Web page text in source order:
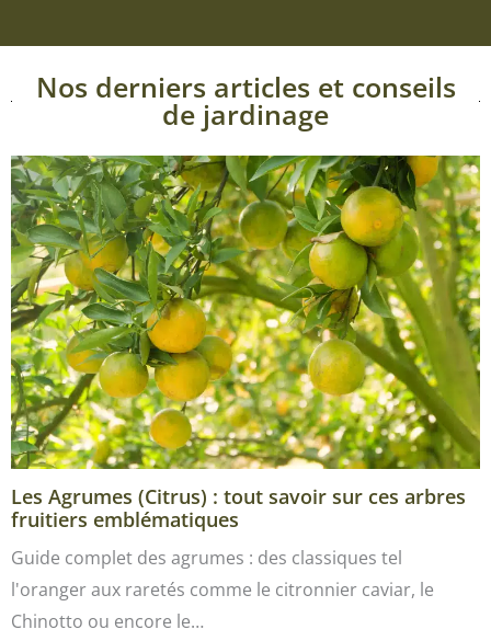
Nos derniers articles et conseils
de jardinage
Les Agrumes (Citrus) : tout savoir sur ces arbres
fruitiers emblématiques
Guide complet des agrumes : des classiques tel
l'oranger aux raretés comme le citronnier caviar, le
Chinotto ou encore le…